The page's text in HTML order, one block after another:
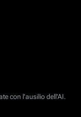
con l'ausilio dell'AI.